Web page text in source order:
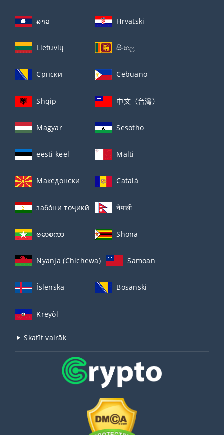
ລາວ Hrvatski
Lietuvių සිංහල
Српски Cebuano
Shqip 中文（台灣）
Magyar Sesotho
eesti keel Malti
Македонски Català
забо́ни тоҷикӣ́ नेपाली
ဗမာစကာ Shona
Nyanja (Chichewa) Samoan
Íslenska Bosanski
Kreyòl
Skatīt vairāk